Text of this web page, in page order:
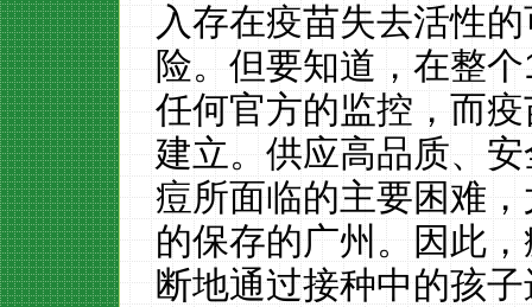
入存在疫苗失去活性
险。但要知道，在整
任何官方的监控，而
建立。供应高品质、
痘所面临的主要困难
的保存的广州。因此
断地通过接种中的孩